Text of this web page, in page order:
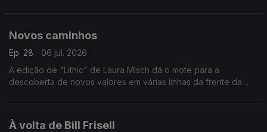
Novos caminhos
Ep. 28
06 jul. 2026
A edição de "Lithic" de Laura Misch dá o mote para a
descoberta de novos valores em várias linhas da frente da
À volta de Bill Frisell